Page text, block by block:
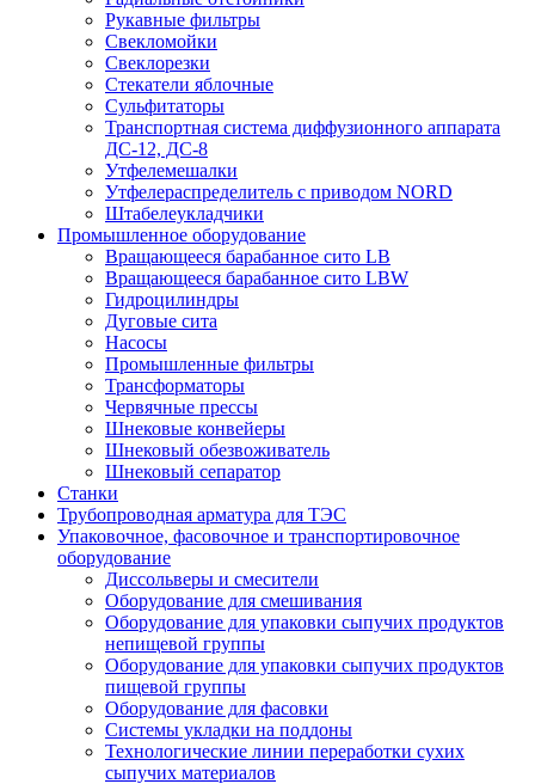
Рукавные фильтры
Свекломойки
Свеклорезки
Стекатели яблочные
Сульфитаторы
Транспортная система диффузионного аппарата
ДС-12, ДС-8
Утфелемешалки
Утфелераспределитель с приводом NORD
Штабелеукладчики
Промышленное оборудование
Вращающееся барабанное сито LB
Вращающееся барабанное сито LBW
Гидроцилиндры
Дуговые сита
Насосы
Промышленные фильтры
Трансформаторы
Червячные прессы
Шнековые конвейеры
Шнековый обезвоживатель
Шнековый сепаратор
Станки
Трубопроводная арматура для ТЭС
Упаковочное, фасовочное и транспортировочное
оборудование
Диссольверы и смесители
Оборудование для смешивания
Оборудование для упаковки сыпучих продуктов
непищевой группы
Оборудование для упаковки сыпучих продуктов
пищевой группы
Оборудование для фасовки
Системы укладки на поддоны
Технологические линии переработки сухих
сыпучих материалов